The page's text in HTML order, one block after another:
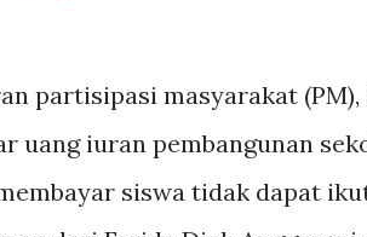
partisipasi masyarakat (PM),
uang iuran pembangunan
siswa tidak dapat